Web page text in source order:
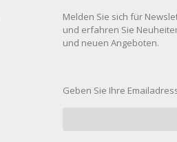
Melden Sie sich für
und erfahren Sie
und neuen Angeboten.
Geben Sie Ihre